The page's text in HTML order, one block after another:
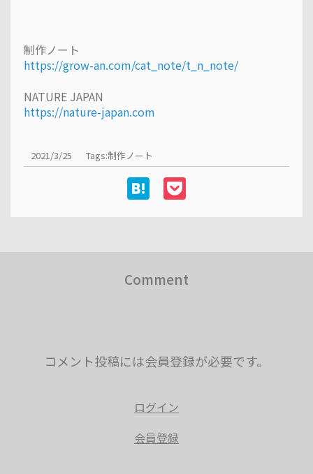
制作ノート
https://grow-an.com/cat_note/t_n_note/
NATURE JAPAN
https://nature-japan.com
2021/3/25 Tags:制作ノート
Comment
コメント投稿には会員登録が必要です。
ログイン
会員登録